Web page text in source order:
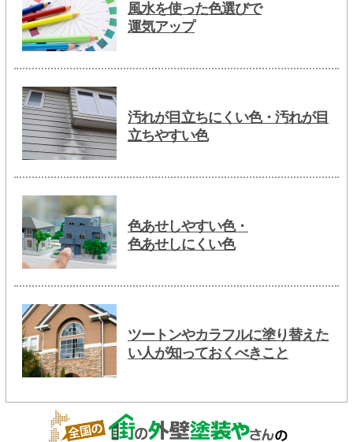
風水を使った色選びで
運気アップ
汚れが目立ちにくい色・汚れが目
立ちやすい色
色あせしやすい色・
色あせしにくい色
ツートンやカラフルに塗り替えた
い人が知っておくべきこと